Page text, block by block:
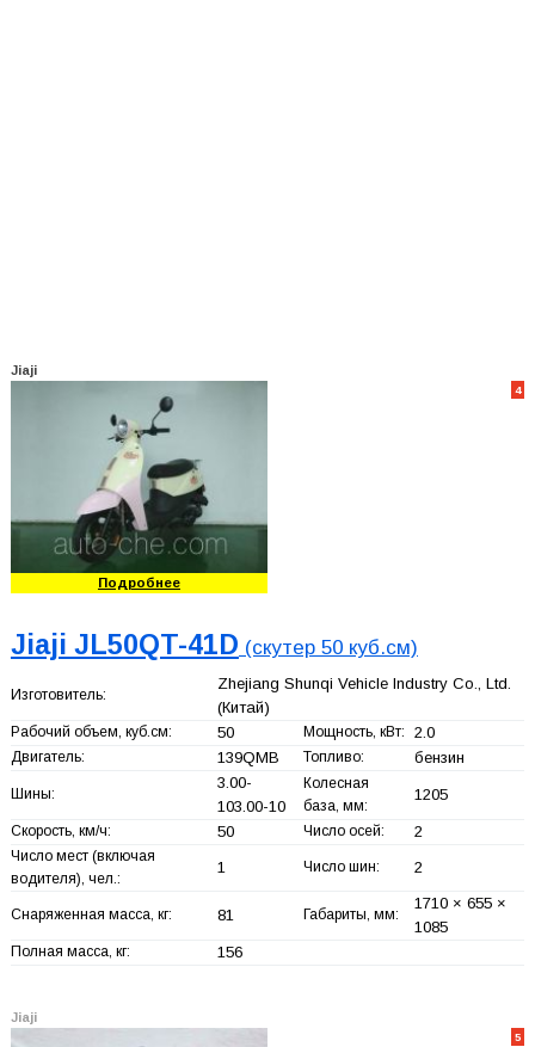
Jiaji
4
Подробнее
Jiaji JL50QT-41D (скутер 50 куб.см)
Изготовитель:
Zhejiang Shunqi Vehicle Industry Co., Ltd.
(Китай)
Рабочий объем, куб.см: 50 Мощность, кВт: 2.0
Двигатель: 139QMB Топливо: бензин
Шины:
3.00-
103.00-10
Колесная
база, мм:
1205
Скорость, км/ч: 50 Число осей: 2
Число мест (включая
водителя), чел.:
1 Число шин: 2
Снаряженная масса, кг: 81 Габариты, мм:
1710 × 655 ×
1085
Полная масса, кг: 156
Jiaji
5